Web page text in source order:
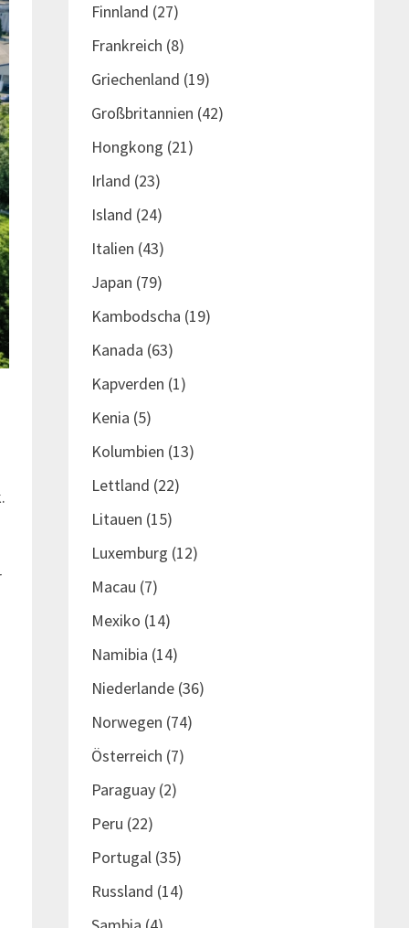
Finnland (27)
Frankreich (8)
Griechenland (19)
Großbritannien (42)
Hongkong (21)
Irland (23)
Island (24)
Italien (43)
Japan (79)
Kambodscha (19)
Kanada (63)
Kapverden (1)
Kenia (5)
Kolumbien (13)
Lettland (22)
Litauen (15)
Luxemburg (12)
Macau (7)
Mexiko (14)
Namibia (14)
Niederlande(36)
Norwegen (74)
Österreich (7)
Paraguay(2)
Peru (22)
Portugal(35)
Russland (14)